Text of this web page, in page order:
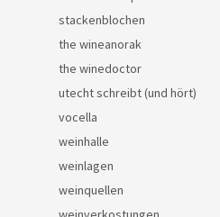
stackenblochen
the wineanorak
the winedoctor
utecht schreibt (und hört)
vocella
weinhalle
weinlagen
weinquellen